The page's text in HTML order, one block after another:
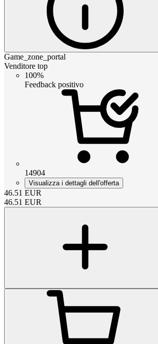
Game_zone_portal
Venditore top
100%
Feedback positivo
14904
Visualizza i dettagli dell'offerta
46.51 EUR
46.51 EUR